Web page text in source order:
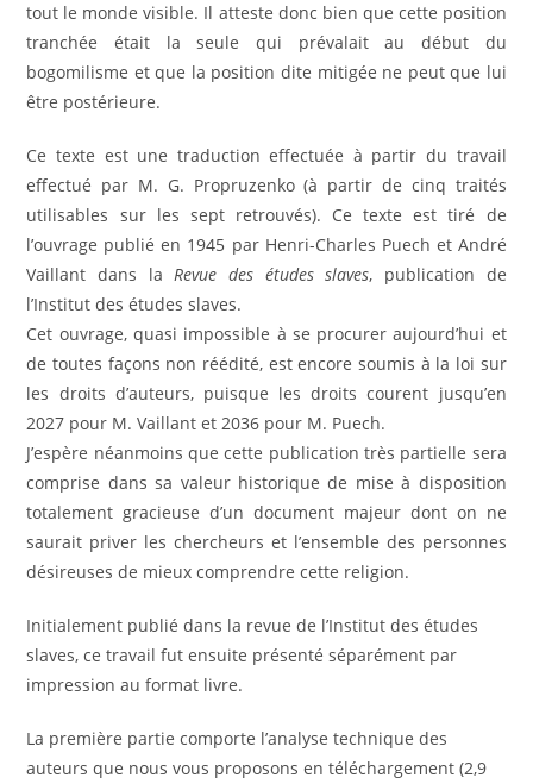
tout le monde visible. Il atteste donc bien que cette position
tranchée était la seule qui prévalait au début du
bogomilisme et que la position dite mitigée ne peut que lui
être postérieure.
Ce texte est une traduction effectuée à partir du travail
effectué par M. G. Propruzenko (à partir de cinq traités
utilisables sur les sept retrouvés). Ce texte est tiré de
l’ouvrage publié en 1945 par Henri-Charles Puech et André
Vaillant dans laRevue des études slaves, publication de
l’Institut des études slaves.
Cet ouvrage, quasi impossible à se procurer aujourd’hui et
de toutes façons non réédité, est encore soumis à la loi sur
les droits d’auteurs, puisque les droits courent jusqu’en
2027 pour M. Vaillant et 2036 pour M. Puech.
J’espère néanmoins que cette publication très partielle sera
comprise dans sa valeur historique de mise à disposition
totalement gracieuse d’un document majeur dont on ne
saurait priver les chercheurs et l’ensemble des personnes
désireuses de mieux comprendre cette religion.
Initialement publié dans la revue de l’Institut des études
slaves, ce travail fut ensuite présenté séparément par
impression au format livre.
La première partie comporte l’analyse technique des
auteurs que nous vous proposons en téléchargement (2,9